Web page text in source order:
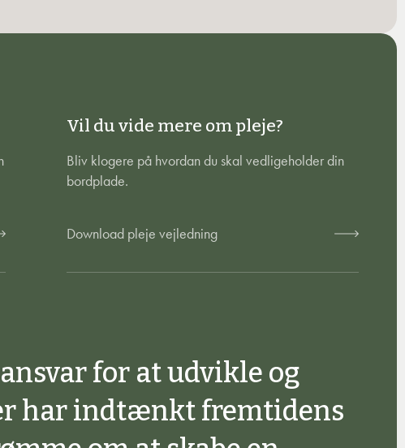
Vil du vide mere om pleje?
Bliv klogere på hvordan du skal vedligeholder din
bordplade.
Download pleje vejledning
for at udvikle og
har indtænkt fremtidens